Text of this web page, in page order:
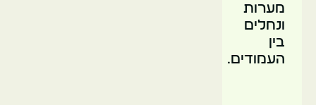
מערות
ונחלים
בין
העמודים.